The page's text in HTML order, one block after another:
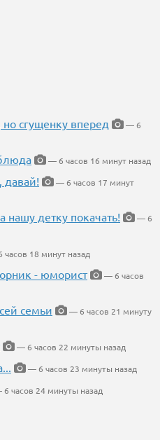
сгущенку вперед
— 6
— 6 часов 16 минут назад
давай!
— 6 часов 17 минут
нашу детку покачать!
— 6
18 минут назад
- юморист
— 6 часов
семьи
— 6 часов 21 минуту
— 6 часов 22 минуты назад
— 6 часов 23 минуты назад
часов 24 минуты назад